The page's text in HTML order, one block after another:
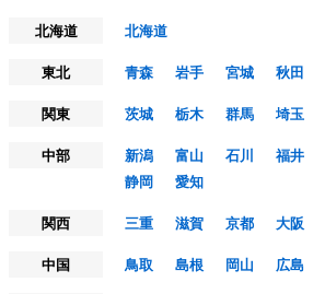
北海道
北海道
東北
青森 岩手 宮城 秋田
関東
茨城 栃木 群馬 埼玉
中部
新潟 富山 石川 福井
静岡
愛知
関西
三重 滋賀 京都 大阪
中国
鳥取 島根 岡山 広島